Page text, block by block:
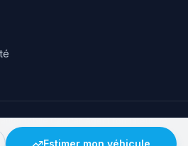
CapCar, Agent formateur· ©
Tous droits réservés
Estimer mon véhicule